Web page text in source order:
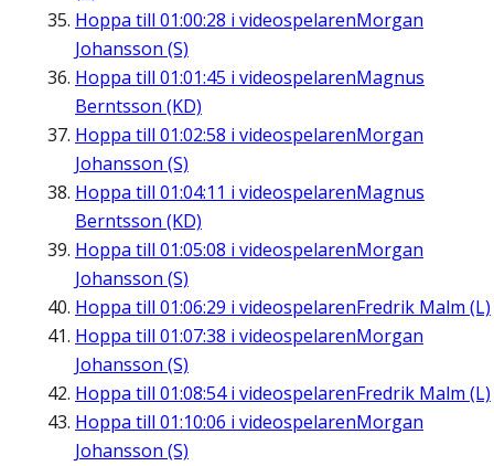
Hoppa till 01:00:28 i videospelarenMorgan
Johansson (S)
Hoppa till 01:01:45 i videospelarenMagnus
Berntsson (KD)
Hoppa till 01:02:58 i videospelarenMorgan
Johansson (S)
Hoppa till 01:04:11 i videospelarenMagnus
Berntsson (KD)
Hoppa till 01:05:08 i videospelarenMorgan
Johansson (S)
Hoppa till 01:06:29 i videospelarenFredrik Malm (L)
Hoppa till 01:07:38 i videospelarenMorgan
Johansson (S)
Hoppa till 01:08:54i videospelarenFredrik Malm (L)
Hoppa till 01:10:06 i videospelarenMorgan
Johansson (S)